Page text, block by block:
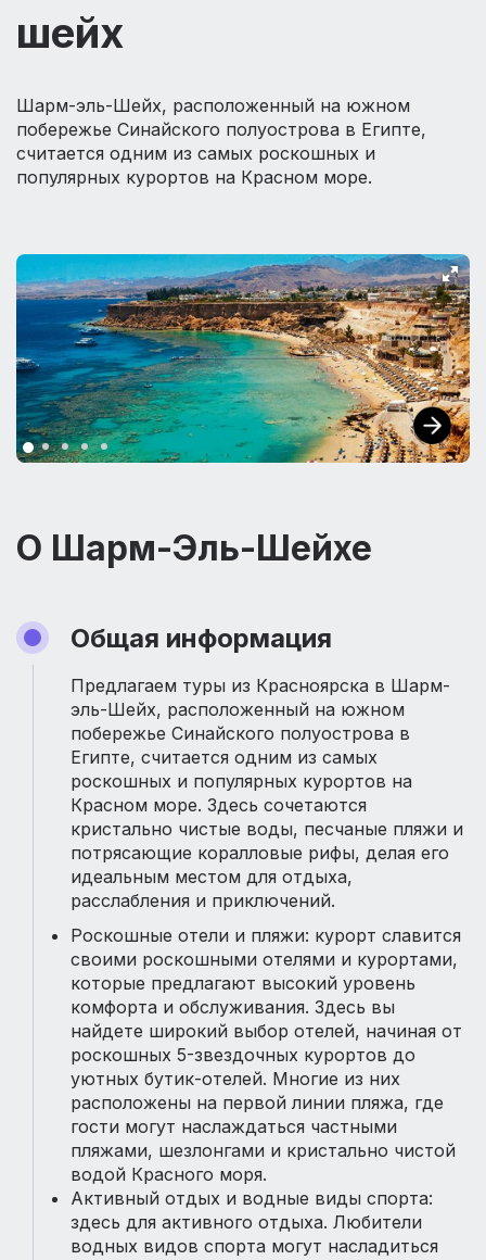
шейх
Шарм-эль-Шейх, расположенный на южном
побережье Синайского полуострова в Египте,
считается одним из самых роскошных и
популярных курортов на Красном море.
О Шарм-Эль-Шейхе
Общая информация
Предлагаем туры из Красноярска в Шарм-
эль-Шейх, расположенный на южном
побережье Синайского полуострова в
Египте, считается одним из самых
роскошных и популярных курортов на
Красном море. Здесь сочетаются
кристально чистые воды, песчаные пляжи и
потрясающие коралловые рифы, делая его
идеальным местом для отдыха,
расслабления и приключений.
Роскошные отели и пляжи: курорт славится
своими роскошными отелями и курортами,
которые предлагают высокий уровень
комфорта и обслуживания. Здесь вы
найдете широкий выбор отелей, начиная от
роскошных 5-звездочных курортов до
уютных бутик-отелей. Многие из них
расположены на первой линии пляжа, где
гости могут наслаждаться частными
пляжами, шезлонгами и кристально чистой
водой Красного моря.
Активный отдых и водные виды спорта:
здесь для активного отдыха. Любители
водных видов спорта могут насладиться